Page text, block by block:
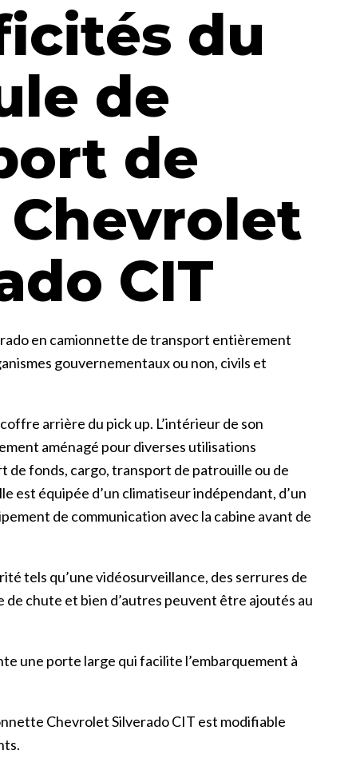
du
de
de
CIT
en camionnette de transport entièrement
gouvernementaux ou non, civils et
arrière du pick up. L’intérieur de son
aménagé pour diverses utilisations
de fonds, cargo, transport de patrouille ou de
est équipée d’un climatiseur indépendant, d’un
de communication avec la cabine avant de
tels qu’une vidéosurveillance, des serrures de
chute et bien d’autres peuvent être ajoutés au
une porte large qui facilite l’embarquement à
Chevrolet Silverado CIT est modifiable